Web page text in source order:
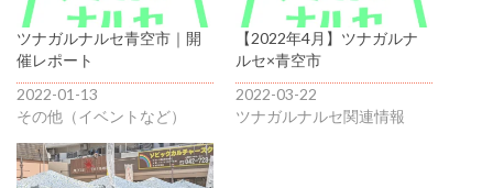
ツナガルナルセ青空市｜開
催レポート
2022-01-13
その他（イベントなど）
【2022年4月】ツナガルナ
ルセ×青空市
2022-03-22
ツナガルナルセ関連情報